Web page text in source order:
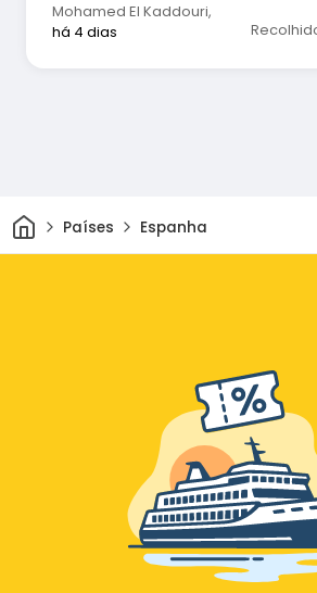
Mohamed El Kaddouri,
há 4 dias
CasaPaíses Espanha